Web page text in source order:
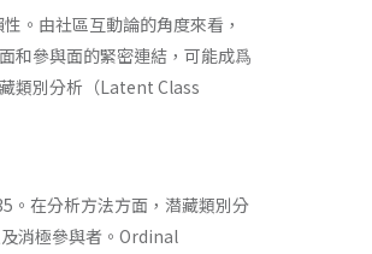
。由社區互動論的角度來看，
和參與面的緊密連結，可能成爲
類別分析（Latent Class
。在分析方法方面，潜藏類別分
消極參與者。Ordinal